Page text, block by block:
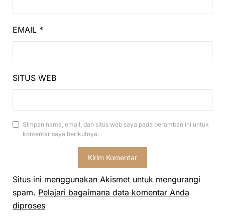
EMAIL *
SITUS WEB
Simpan nama, email, dan situs web saya pada peramban ini untuk
komentar saya berikutnya.
Situs ini menggunakan Akismet untuk mengurangi
spam. Pelajari bagaimana data komentar Anda
diproses